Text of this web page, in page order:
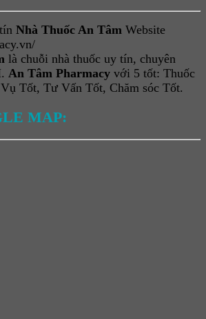
Nhà Thuốc An Tâm Website
là chuỗi nhà thuốc uy tín, chuyên
An Tâm Pharmacy với 5 tốt: Thuốc
Tốt, Tư Vấn Tốt, Chăm sóc Tốt.
MAP: